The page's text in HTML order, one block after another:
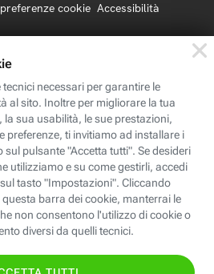
preferenze cookie Accessibilità